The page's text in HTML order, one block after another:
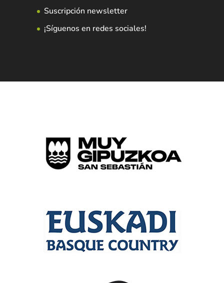
Suscripción newsletter
¡Síguenos en redes sociales!